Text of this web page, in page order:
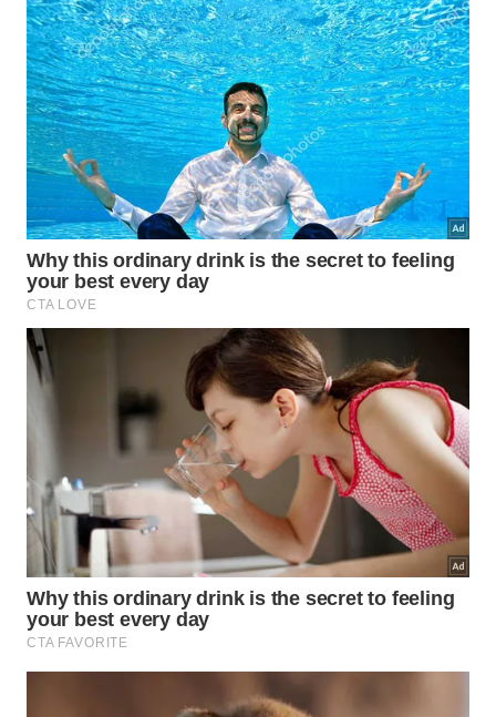
Fundamentos da Mente
Silenciosa
Pilares do Autocontrole
Adote os preceitos práticos para manter a
clareza nas decisões diárias:
1
Contenção imediata dos instintos
impulsivos;
2
Extinção completa de desejos vaidosos
e fúteis;
3
Foco absoluto nas obrigações do
momento atual.